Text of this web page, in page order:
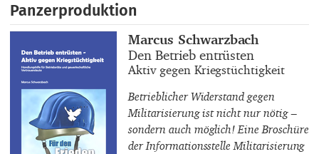
Panzerproduktion
Buchautor_innen
Marcus Schwarzbach
Buchtitel
Den Betrieb entrüsten
Buchuntertitel
Aktiv gegen Kriegstüchtigkeit
Betrieblicher Widerstand gegen
Militarisierung ist nicht nur nötig –
sondern auch möglich! Eine Broschüre
der Informationsstelle Militarisierung